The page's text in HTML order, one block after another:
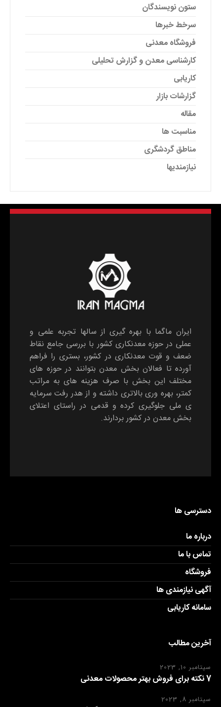
ستون نویسندگان
سرخط خبرها
فروشگاه معدنی
کارشناسی معدن و گزارش تحلیلی
کاریابی
گزارشات بازار
مقاله
مناسبت ها
مناطق گردشگری
نیازمندیها
ایران ماگما با بهره گیری از سالها تجربه علمی و
عملی در حوزه معدنکاری کشور با بررسی جامع نقاط
ضعف و قوت معدنکاری در کشور، بستری را فراهم
آورده تا فعالان بخش معدن بتوانند در حوزه های
مختلف این بخش با صرف هزینه های به مراتب
کمتر، بهره وری بالاتری داشته و از هدر رفت سرمایه
ی ملی جلوگیری کرده و قدمی در راستای اعتلای
بخش معدن در کشور بردارند.
دسترسی ها
درباره ما
تماس با ما
فروشگاه
آگهی نیازمندی ها
سامانه کاریابی
آخرین مطالب
سپتامبر 10, 2023
7 نکته برای فروش بهتر محصولات معدنی
سپتامبر 8, 2023